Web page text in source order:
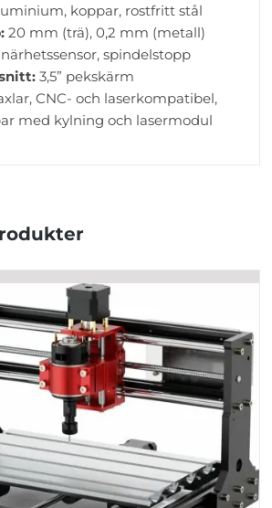
koppar, rostfritt stål
20 mm (trä), 0,2 mm (metall)
spindelstopp
3,5” pekskärm
CNC- och laserkompatibel,
med kylning och lasermodul